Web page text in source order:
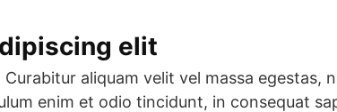
elit
aliquam velit vel massa
enim et odio tincidunt, in consequat